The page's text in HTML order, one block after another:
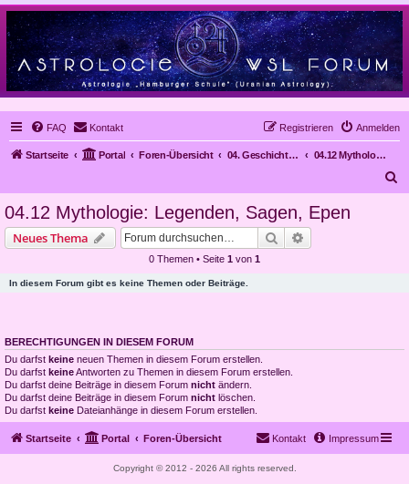
FAQ Kontakt Anmelden
Registrieren
Startseite Portal Foren-Übersicht 04. Geschichte der Astrologie
04.12 Mythologie: Legenden, Sagen, Epen
04.12 Mythologie: Legenden, Sagen, Epen
Neues Thema Suche
0 Themen • Seite 1 von 1
In diesem Forum gibt es keine Themen oder Beiträge.
BERECHTIGUNGEN IN DIESEM FORUM
Du darfst keine neuen Themen in diesem Forum erstellen.
Du darfst keineAntworten zu Themen in diesem Forum erstellen.
Du darfst deine Beiträge in diesem Forum nicht ändern.
Du darfst deine Beiträge in diesem Forum nicht löschen.
Du darfst keine Dateianhänge in diesem Forum erstellen.
Startseite Portal Foren-Übersicht Impressum
Kontakt
Copyright © 2012 - 2026 All rights reserved.